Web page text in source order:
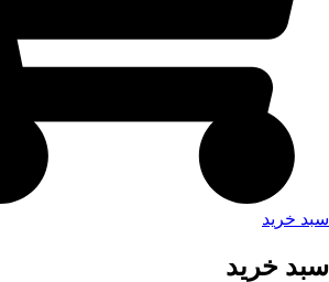
سبد خرید
سبد خرید